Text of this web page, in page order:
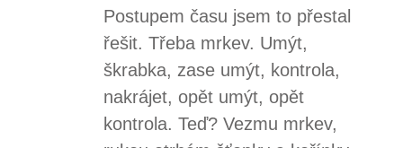
Postupem času jsem to přestal
řešit. Třeba mrkev. Umýt,
škrabka, zase umýt, kontrola,
nakrájet, opět umýt, opět
kontrola. Teď? Vezmu mrkev,